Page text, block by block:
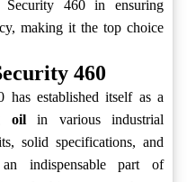
460 in ensuring
making it the top choice
460
established itself as a
oilin various industrial
solid specifications, and
indispensable part of